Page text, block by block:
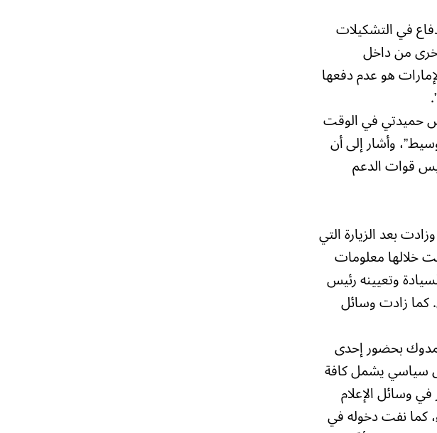
في التشكيلات
من داخل
هو عدم دفعها
حميدتي في الوقت
وأشار إلى أن
قوات الدعم
بعد الزيارة التي
الماضي، والتي استغرقت 4 أيام، وتسربت خلالها معلومات
وتعيينه رئيس
كما زادت وسائل
بحضور إحدى
سياسي يشمل كافة
وسائل الإعلام
كما نفت دخوله في